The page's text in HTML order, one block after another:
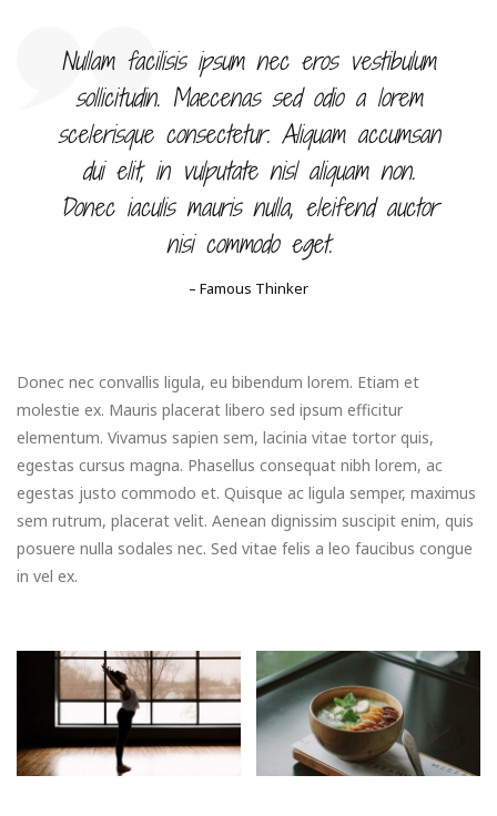
Nullam facilisis ipsum nec eros vestibulum
sollicitudin. Maecenas sed odio a lorem
scelerisque consectetur. Aliquam accumsan
dui elit, in vulputate nisl aliquam non.
Donec iaculis mauris nulla, eleifend auctor
nisi commodo eget.
– Famous Thinker
Donec nec convallis ligula, eu bibendum lorem. Etiam et
molestie ex. Mauris placerat libero sed ipsum efficitur
elementum. Vivamus sapien sem, lacinia vitae tortor quis,
egestas cursus magna. Phasellus consequat nibh lorem, ac
egestas justo commodo et. Quisque ac ligula semper, maximus
sem rutrum, placerat velit. Aenean dignissim suscipit enim, quis
posuere nulla sodales nec. Sed vitae felis a leo faucibus congue
in vel ex.